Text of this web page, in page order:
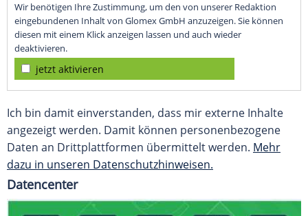
Wir benötigen Ihre Zustimmung, um den von unserer Redaktion
eingebundenen Inhalt von Glomex GmbH anzuzeigen. Sie können
diesen mit einem Klick anzeigen lassen und auch wieder
deaktivieren.
jetzt aktivieren
Ich bin damit einverstanden, dass mir externe Inhalte
angezeigt werden. Damit können personenbezogene
Daten an Drittplattformen übermittelt werden. Mehr
dazu in unseren Datenschutzhinweisen.
Datencenter